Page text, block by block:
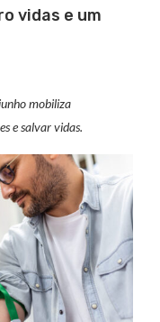
vidas e um
mobiliza
e salvar vidas.